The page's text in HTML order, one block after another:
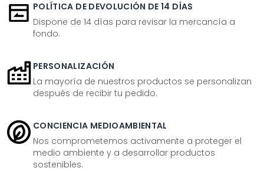
POLÍTICA DE DEVOLUCIÓN DE 14 DÍAS
Dispone de 14 días para revisar la mercancía a
fondo.
PERSONALIZACIÓN
La mayoría de nuestros productos se personalizan
después de recibir tu pedido.
CONCIENCIA MEDIOAMBIENTAL
Nos comprometemos activamente a proteger el
medio ambiente y a desarrollar productos
sostenibles.